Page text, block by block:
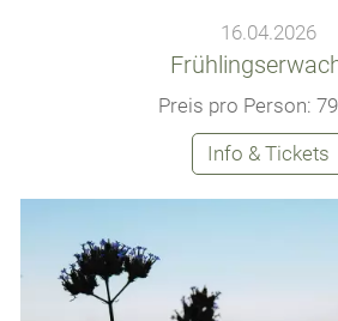
16.04.2026
Preis pro Person:
Info & Tickets